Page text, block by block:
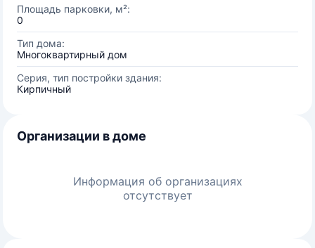
Площадь парковки, м²:
0
Тип дома:
Многоквартирный дом
Серия, тип постройки здания:
Кирпичный
Организации в доме
Информация об организациях
отсутствует